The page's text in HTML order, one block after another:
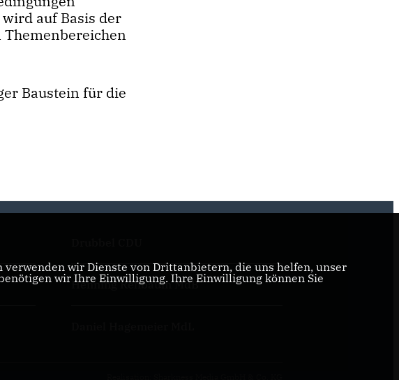
auf Basis der
Baustein für die
Henning Rehbaum MdB
wir Dienste von Drittanbietern, die uns helfen, unser
wir Ihre Einwilligung. Ihre Einwilligung können Sie